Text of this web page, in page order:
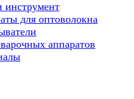
инструмент
для оптоволокна
аппаратов